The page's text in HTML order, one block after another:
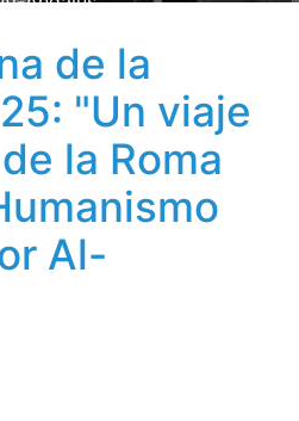
de la
"Un viaje
la Roma
Al-